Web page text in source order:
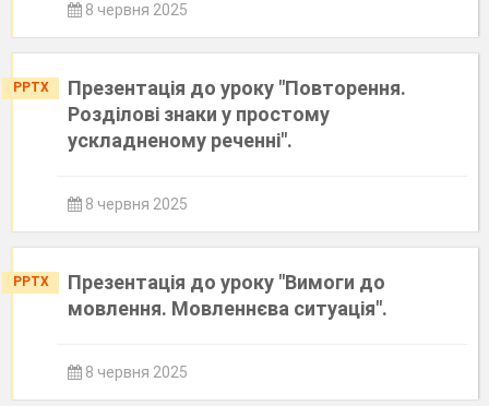
8 червня 2025
PPTX
Презентація до уроку "Повторення.
Розділові знаки у простому
ускладненому реченні".
8 червня 2025
PPTX
Презентація до уроку "Вимоги до
мовлення. Мовленнєва ситуація".
8 червня 2025